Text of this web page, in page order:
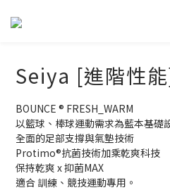
Seiya [進階性
BOUNCE ® FRESH_WARM
以籃球、棒球運動需求為藍本基礎
全面的足部支撐與氣墊技術
Protimo®抗菌技術加乘乾爽科技
保持乾爽 x 抑菌MAX
適合 訓練、競技運動專用。